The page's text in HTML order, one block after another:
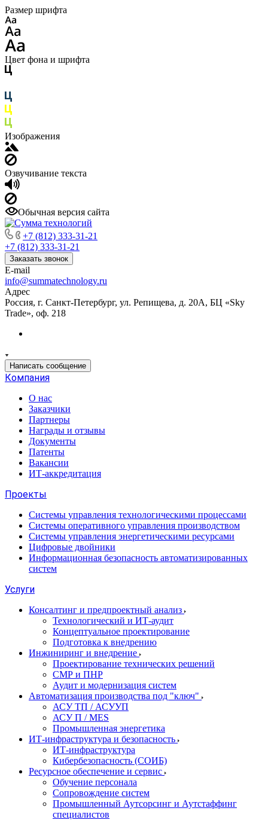
Размер шрифта
Цвет фона и шрифта
Изображения
Озвучивание текста
Обычная версия сайта
+7 (812) 333-31-21
+7 (812) 333-31-21
Заказать звонок
E-mail
info@summatechnology.ru
Адрес
Россия, г. Санкт-Петербург, ул. Репищева, д. 20А, БЦ «Sky
Trade», оф. 218
Написать сообщение
Компания
О нас
Заказчики
Партнеры
Награды и отзывы
Документы
Патенты
Вакансии
ИТ-аккредитация
Проекты
Системы управления технологическими процессами
Системы оперативного управления производством
Системы управления энергетическими ресурсами
Цифровые двойники
Информационная безопасность автоматизированных
систем
Услуги
Консалтинг и предпроектный анализ
Технологический и ИТ-аудит
Концептуальное проектирование
Подготовка к внедрению
Инжиниринг и внедрение
Проектирование технических решений
СМР и ПНР
Аудит и модернизация систем
Автоматизация производства под "ключ"
АСУ ТП / АСУУП
АСУ П / MES
Промышленная энергетика
ИТ-инфраструктура и безопасность
ИТ-инфраструктура
Кибербезопасность (СОИБ)
Ресурсное обеспечение и сервис
Обучение персонала
Сопровождение систем
Промышленный Аутсорсинг и Аутстаффинг
специалистов